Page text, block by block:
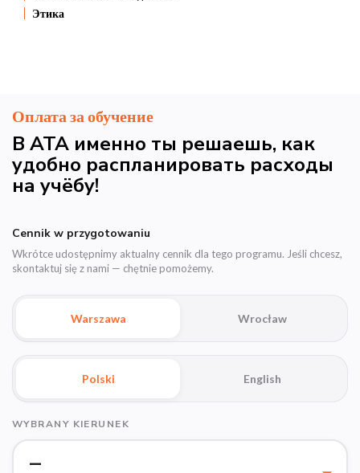
Этика
Оплата за обучение
В АТА именно ты решаешь, как
удобно распланировать расходы
на учёбу!
Cennik w przygotowaniu
Wkrótce udostępnimy aktualny cennik dla tego programu. Jeśli chcesz,
skontaktuj się z nami — chętnie pomożemy.
Warszawa Wrocław
Polski English
WYBRANY KIERUNEK
—